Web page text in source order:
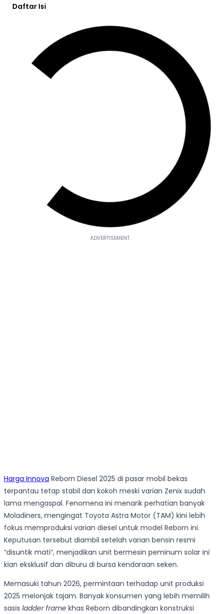
Daftar Isi
Harga Innova Reborn Diesel 2025 di pasar mobil bekas
terpantau tetap stabil dan kokoh meski varian Zenix sudah
lama mengaspal. Fenomena ini menarik perhatian banyak
Moladiners, mengingat Toyota Astra Motor (TAM) kini lebih
fokus memproduksi varian diesel untuk model Reborn ini.
Keputusan tersebut diambil setelah varian bensin resmi
“disuntik mati”, menjadikan unit bermesin peminum solar ini
kian eksklusif dan diburu di bursa kendaraan seken.
Memasuki tahun 2026, permintaan terhadap unit produksi
2025 melonjak tajam. Banyak konsumen yang lebih memilih
sasis ladder frame khas Reborn dibandingkan konstruksi